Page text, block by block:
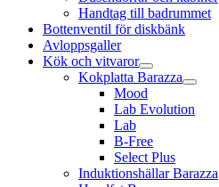
Handtag till badrummet
Bottenventil för diskbänk
Avloppsgaller
Kök och vitvaror
Kokplatta Barazza
Mood
Lab Evolution
Lab
B-Free
Select Plus
Induktionshällar Barazza